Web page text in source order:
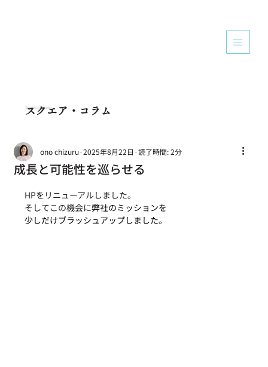
Square's Column
スクエア・コラム
成長と可能性を巡らせる
ono chizuru 2025年8月22日 読了時間: 2分
HPをリニューアルしました。
そしてこの機会に弊社のミッションを
少しだけブラッシュアップしました。